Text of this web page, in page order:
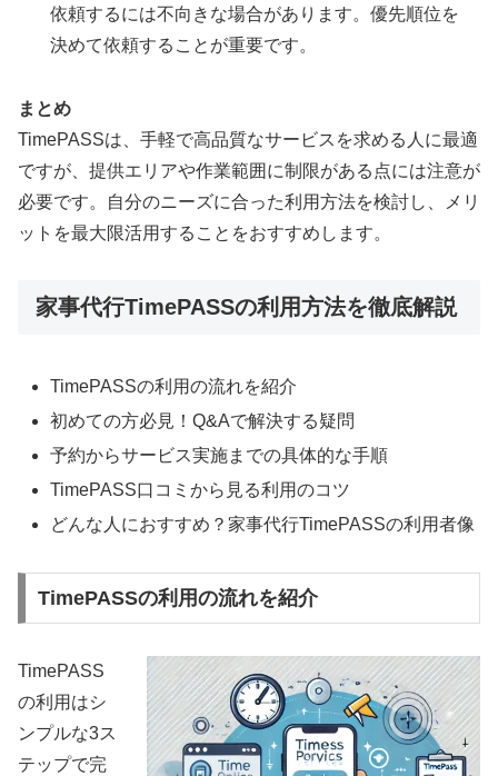
依頼するには不向きな場合があります。優先順位を
決めて依頼することが重要です。
まとめ
TimePASSは、手軽で高品質なサービスを求める人に最適
ですが、提供エリアや作業範囲に制限がある点には注意が
必要です。自分のニーズに合った利用方法を検討し、メリ
ットを最大限活用することをおすすめします。
家事代行TimePASSの利用方法を徹底解説
TimePASSの利用の流れを紹介
初めての方必見！Q&Aで解決する疑問
予約からサービス実施までの具体的な手順
TimePASS口コミから見る利用のコツ
どんな人におすすめ？家事代行TimePASSの利用者像
TimePASSの利用の流れを紹介
TimePASS
の利用はシ
ンプルな3ス
テップで完